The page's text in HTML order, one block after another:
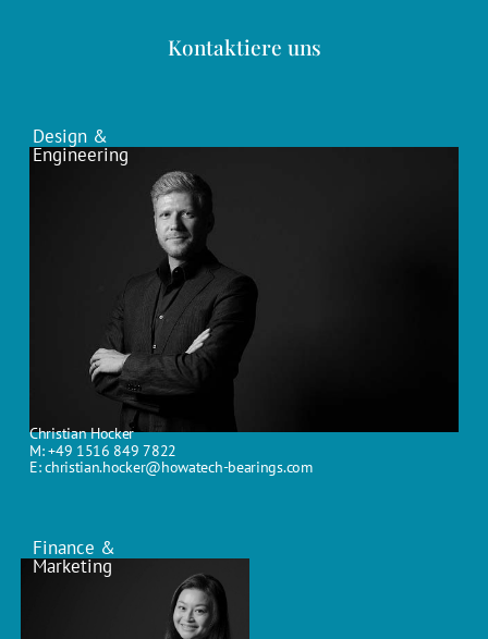
Kontaktiere uns
Design &
Engineering
Christian Hocker
M: +49 1516 849 7822
E: christian.hocker@howatech-bearings.com
Finance &
Marketing